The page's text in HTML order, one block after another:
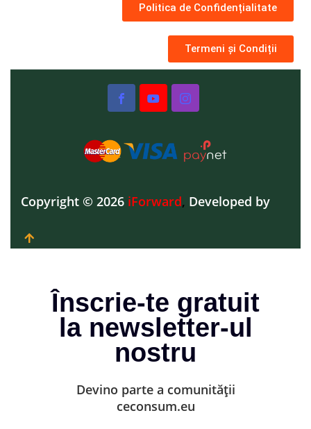
Politica de Confidențialitate
Termeni și Condiții
Copyright © 2026 iForward, Developed by
Înscrie-te gratuit
la newsletter-ul
nostru
Devino parte a comunității
ceconsum.eu